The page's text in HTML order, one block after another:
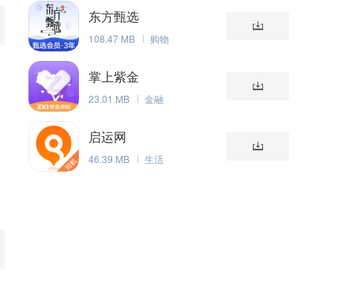
东方甄选
108.47 MB 购物
掌上紫金
23.01 MB 金融
启运网
46.39 MB 生活